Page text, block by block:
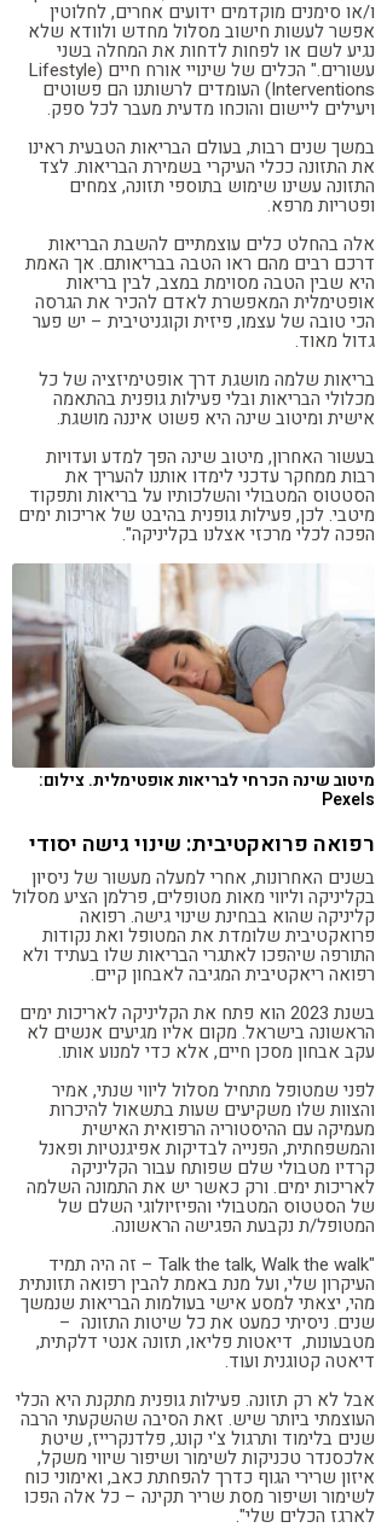
ו/או סימנים מוקדמים ידועים אחרים, לחלוטין
אפשר לעשות חישוב מסלול מחדש ולוודא שלא
נגיע לשם או לפחות לדחות את המחלה בשני
עשורים." הכלים של שינויי אורח חיים (Lifestyle
Interventions) העומדים לרשותנו הם פשוטים
ויעילים ליישום והוכחו מדעית מעבר לכל ספק.
במשך שנים רבות, בעולם הבריאות הטבעית ראינו
את התזונה ככלי העיקרי בשמירת הבריאות. לצד
התזונה עשינו שימוש בתוספי תזונה, צמחים
ופטריות מרפא.
אלה בהחלט כלים עוצמתיים להשבת הבריאות
דרכם רבים מהם ראו הטבה בבריאותם. אך האמת
היא שבין הטבה מסוימת במצב, לבין בריאות
אופטימלית המאפשרת לאדם להכיר את הגרסה
הכי טובה של עצמו, פיזית וקוגניטיבית – יש פער
גדול מאוד.
בריאות שלמה מושגת דרך אופטימיזציה של כל
מכלולי הבריאות ובלי פעילות גופנית בהתאמה
אישית ומיטוב שינה היא פשוט איננה מושגת.
בעשור האחרון, מיטוב שינה הפך למדע ועדויות
רבות ממחקר עדכני לימדו אותנו להעריך את
הסטטוס המטבולי והשלכותיו על בריאות ותפקוד
מיטבי. לכן, פעילות גופנית בהיבט של אריכות ימים
הפכה לכלי מרכזי אצלנו בקליניקה".
מיטוב שינה הכרחי לבריאות אופטימלית. צילום:
Pexels
רפואה פרואקטיבית: שינוי גישה יסודי
בשנים האחרונות, אחרי למעלה מעשור של ניסיון
בקליניקה וליווי מאות מטופלים, פרלמן הציע מסלול
קליניקה שהוא בבחינת שינוי גישה. רפואה
פרואקטיבית שלומדת את המטופל ואת נקודות
התורפה שיהפכו לאתגרי הבריאות שלו בעתיד ולא
רפואה ריאקטיבית המגיבה לאבחון קיים.
בשנת 2023 הוא פתח את הקליניקה לאריכות ימים
הראשונה בישראל. מקום אליו מגיעים אנשים לא
עקב אבחון מסכן חיים, אלא כדי למנוע אותו.
לפני שמטופל מתחיל מסלול ליווי שנתי, אמיר
והצוות שלו משקיעים שעות בתשאול להיכרות
מעמיקה עם ההיסטוריה הרפואית האישית
והמשפחתית, הפנייה לבדיקות אפיגנטיות ופאנל
קרדיו מטבולי שלם שפותח עבור הקליניקה
לאריכות ימים. ורק כאשר יש את התמונה השלמה
של הסטטוס המטבולי והפיזיולוגי השלם של
המטופל/ת נקבעת הפגישה הראשונה.
"Talk the talk, Walk the walk – זה היה תמיד
העיקרון שלי, ועל מנת באמת להבין רפואה תזונתית
מהי, יצאתי למסע אישי בעולמות הבריאות שנמשך
שנים. ניסיתי כמעט את כל שיטות התזונה –
מטבעונות, דיאטות פליאו, תזונה אנטי דלקתית,
דיאטה קטוגנית ועוד.
אבל לא רק תזונה. פעילות גופנית מתקנת היא הכלי
העוצמתי ביותר שיש. זאת הסיבה שהשקעתי הרבה
שנים בלימוד ותרגול צ'י קונג, פלדנקרייז, שיטת
אלכסנדר טכניקות לשימור ושיפור שיווי משקל,
איזון שרירי הגוף כדרך להפחתת כאב, ואימוני כוח
לשימור ושיפור מסת שריר תקינה – כל אלה הפכו
לארגז הכלים שלי".